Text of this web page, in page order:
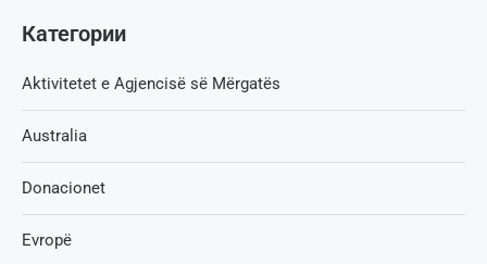
Категории
Aktivitetet e Agjencisë së Мërgatës
Australia
Donacionet
Evropë